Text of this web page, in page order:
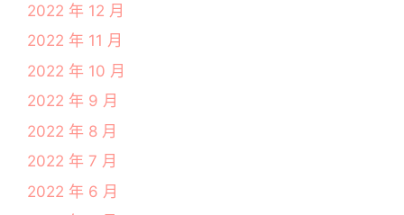
2022 年 12 月
2022 年 11 月
2022 年 10 月
2022 年 9 月
2022 年 8 月
2022 年 7 月
2022 年 6 月